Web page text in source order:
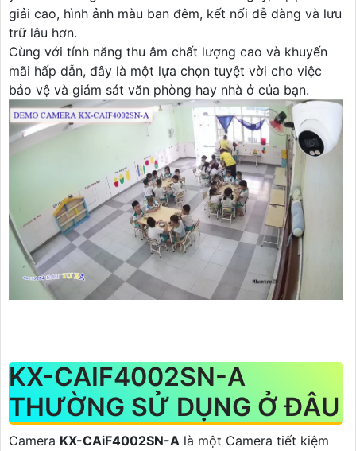
giải cao, hình ảnh màu ban đêm, kết nối dễ dàng và lưu
trữ lâu hơn.
Cùng với tính năng thu âm chất lượng cao và khuyến
mãi hấp dẫn, đây là một lựa chọn tuyệt vời cho việc
bảo vệ và giám sát văn phòng hay nhà ở của bạn.
KX-CAIF4002SN-A
THƯỜNG SỬ DỤNG Ở ĐÂU
Camera KX-CAiF4002SN-A là một Camera tiết kiệm